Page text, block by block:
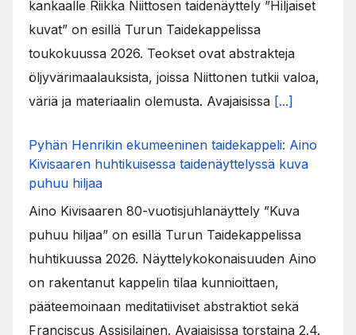
kankaalle Riikka Niittosen taidenäyttely ”Hiljaiset
kuvat” on esillä Turun Taidekappelissa
toukokuussa 2026. Teokset ovat abstrakteja
öljyvärimaalauksista, joissa Niittonen tutkii valoa,
väriä ja materiaalin olemusta. Avajaisissa [...]
Pyhän Henrikin ekumeeninen taidekappeli: Aino
Kivisaaren huhtikuisessa taidenäyttelyssä kuva
puhuu hiljaa
Aino Kivisaaren 80-vuotisjuhlanäyttely ”Kuva
puhuu hiljaa” on esillä Turun Taidekappelissa
huhtikuussa 2026. Näyttelykokonaisuuden Aino
on rakentanut kappelin tilaa kunnioittaen,
pääteemoinaan meditatiiviset abstraktiot sekä
Franciscus Assisilainen. Avajaisissa torstaina 2.4.